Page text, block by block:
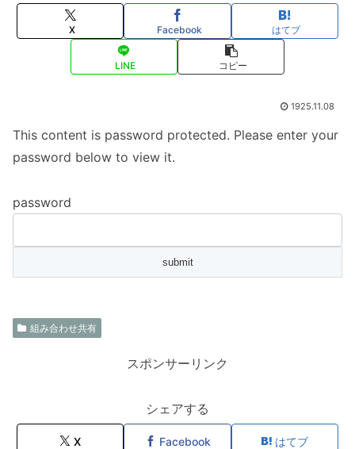
X Facebook はてブ
LINE コピー
1925.11.08
This content is password protected. Please enter your
password below to view it.
password
組み合わせ共有
スポンサーリンク
シェアする
X Facebook はてブ